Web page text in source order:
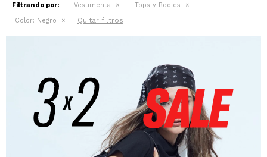
Filtrando por: Vestimenta
Tops y Bodies
Color: Negro Quitar filtros